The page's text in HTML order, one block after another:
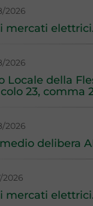
2026
mercati
2026
Locale della
23, comma
2026
delibera
2026
mercati